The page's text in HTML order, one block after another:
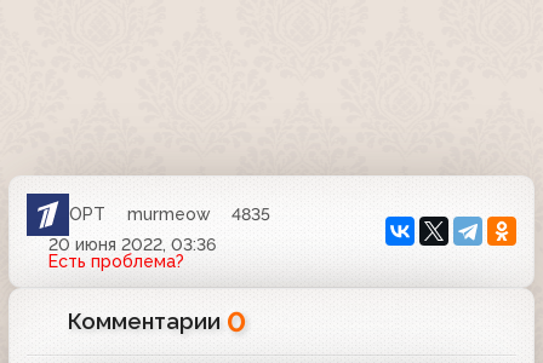
ОРТ murmeow
4835
20 июня 2022, 03:36
Есть проблема?
Комментарии 0